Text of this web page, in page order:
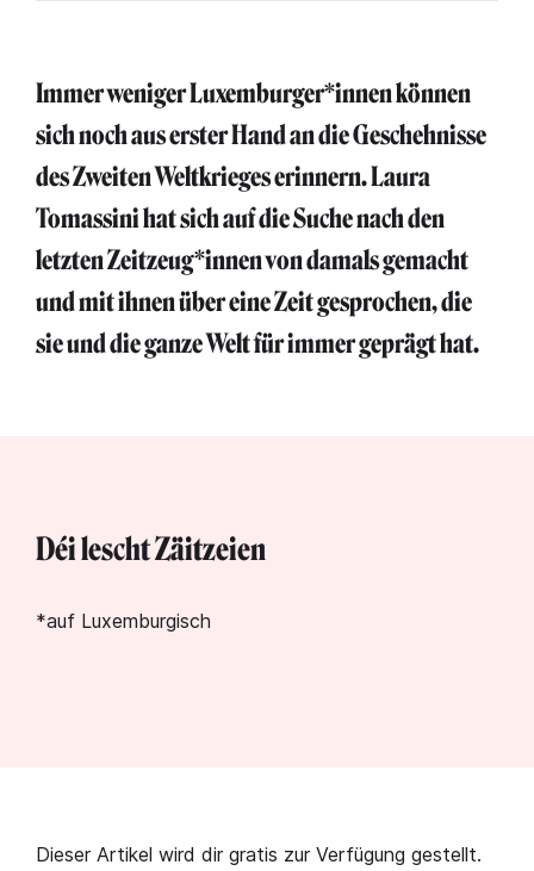
Immer weniger Luxemburger*innen können
sich noch aus erster Hand an die Geschehnisse
des Zweiten Weltkrieges erinnern. Laura
Tomassini hat sich auf die Suche nach den
letzten Zeitzeug*innen von damals gemacht
und mit ihnen über eine Zeit gesprochen, die
sie und die ganze Welt für immer geprägt hat.
Déi lescht Zäitzeien
*auf Luxemburgisch
Dieser Artikel wird dir gratis zur Verfügung gestellt.